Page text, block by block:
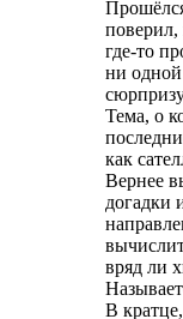
поверил,
где-то
ни
Тема, о
как
Вернее
догадки
вряд ли
В